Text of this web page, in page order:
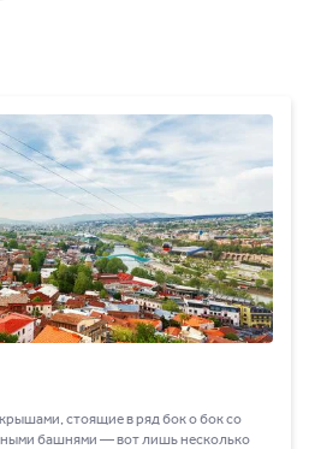
стоящие в ряд бок о бок со
башнями ― вот лишь несколько